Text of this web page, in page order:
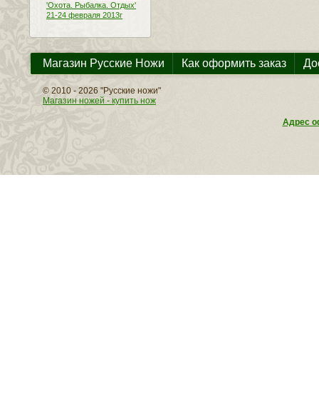
'Охота. Рыбалка. Отдых'
21-24 февраля 2013г
Магазин Русские Ножи Как оформить заказ
© 2010 - 2026 "Русские ножи"
Магазин ножей - купить нож
Адрес